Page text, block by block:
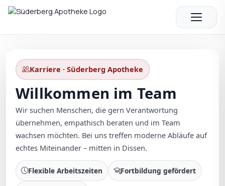
Zum
Inhalt
Karriere · Süderberg Apotheke
Willkommen im Team
Wir suchen Menschen, die gern Verantwortung
übernehmen, empathisch beraten und im Team
wachsen möchten. Bei uns treffen moderne Abläufe auf
echtes Miteinander – mitten in Dissen.
Flexible Arbeitszeiten Fortbildung gefördert